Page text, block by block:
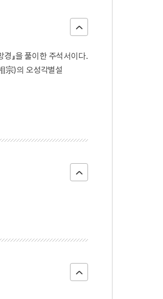
』을 풀이한 주석서이다.
宗)의 오성각별설